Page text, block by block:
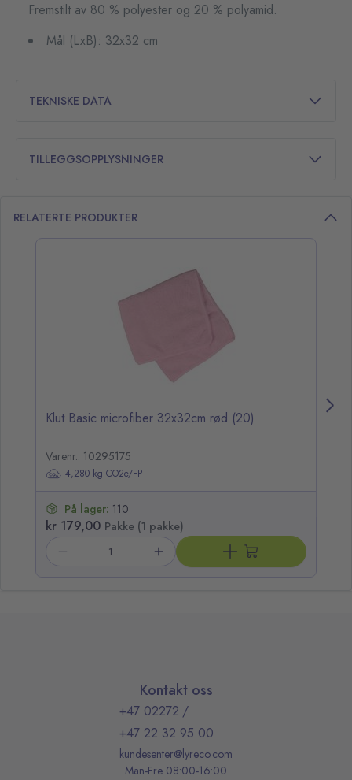
Fremstilt av 80 % polyester og 20 % polyamid.
Mål (LxB): 32x32 cm
TEKNISKE DATA
TILLEGGSOPPLYSNINGER
RELATERTE PRODUKTER
Klut Basic microfiber 32x32cm rød (20)
Varenr.: 10295175
4,280 kg CO2e/FP
På lager: 110
kr 179,00 Pakke (1 pakke)
Kontakt oss
+47 02272 /
+47 22 32 95 00
kundesenter@lyreco.com
Man-Fre 08:00-16:00